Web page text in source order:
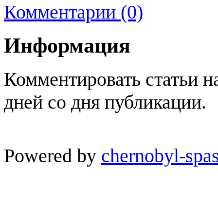
Комментарии (0)
Информация
Комментировать статьи
дней со дня публикации.
Powered by chernobyl-